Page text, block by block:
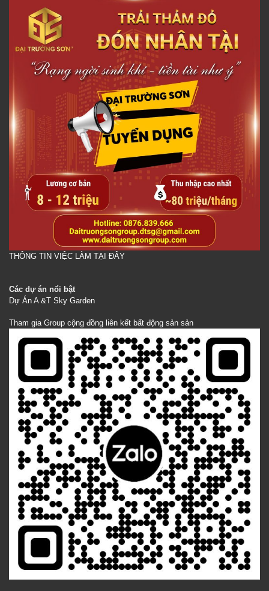
THÔNG TIN VIỆC LÀM TẠI ĐÂY
Các dự án nổi bật
Dự Án A &T Sky Garden
Tham gia Group cộng đồng liên kết bất động sản sản